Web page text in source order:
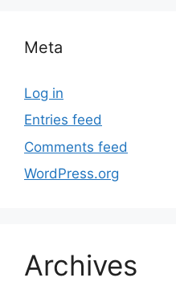
Meta
Log in
Entries feed
Comments feed
WordPress.org
Archives